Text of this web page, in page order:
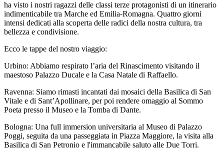
ha visto i nostri ragazzi delle classi terze protagonisti di un itinerario
indimenticabile tra Marche ed Emilia-Romagna. Quattro giorni
intensi dedicati alla scoperta delle radici della nostra cultura, tra
bellezza e condivisione.
Ecco le tappe del nostro viaggio:
Urbino: Abbiamo respirato l’aria del Rinascimento visitando il
maestoso Palazzo Ducale e la Casa Natale di Raffaello.
Ravenna: Siamo rimasti incantati dai mosaici della Basilica di San
Vitale e di Sant’Apollinare, per poi rendere omaggio al Sommo
Poeta presso il Museo e la Tomba di Dante.
Bologna: Una full immersion universitaria al Museo di Palazzo
Poggi, seguita da una passeggiata in Piazza Maggiore, la visita alla
Basilica di San Petronio e l'immancabile saluto alle Due Torri.